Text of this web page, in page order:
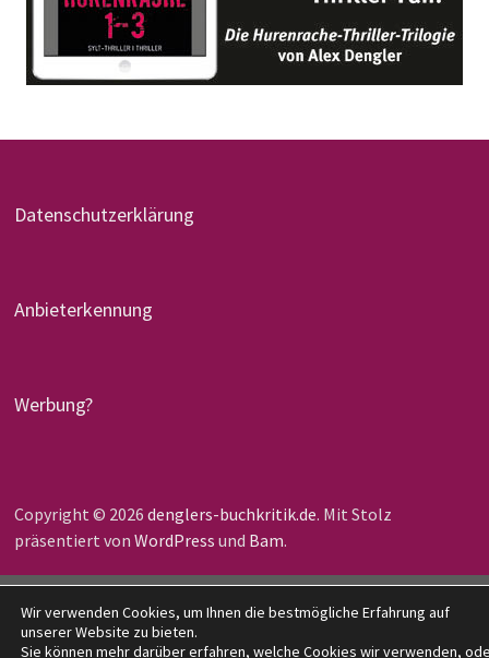
Datenschutzerklärung
Anbieterkennung
Werbung?
Copyright © 2026 denglers-buchkritik.de. Mit Stolz
präsentiert von WordPress und Bam.
Wir verwenden Cookies, um Ihnen die bestmögliche Erfahrung auf
unserer Website zu bieten.
Sie können mehr darüber erfahren, welche Cookies wir verwenden,